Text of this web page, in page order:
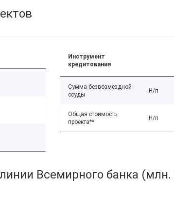
Инструмент
кредитования
Сумма безвозмездной
ссуды
Н/п
Общая стоимость
проекта**
Н/п
Всемирного банка